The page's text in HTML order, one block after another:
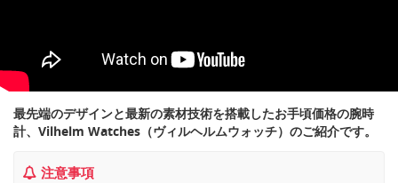
最先端のデザインと最新の素材技術を搭載したお手頃価格の腕時
計、Vilhelm Watches（ヴィルヘルムウォッチ）のご紹介です。
注意事項